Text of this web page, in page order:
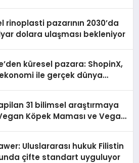
rinoplasti pazarının 2030’da
dolara ulaşması bekleniyor
küresel pazara: ShopinX,
ile gerçek dünya
31 bilimsel araştırmaya
Köpek Maması ve Vegan
Uluslararası hukuk Filistin
çifte standart uyguluyor